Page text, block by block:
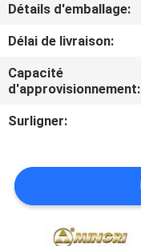
CONTACTEZ-
CITATION
Détails d'emballage:
Délai de livraison:
Capacité
d'approvisionnement:
Surligner: